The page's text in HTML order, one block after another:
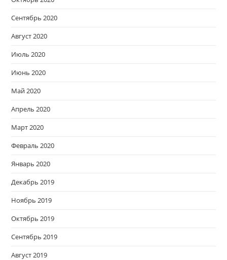
Сентябрь 2020
Август 2020
Июль 2020
Июнь 2020
Май 2020
Апрель 2020
Март 2020
Февраль 2020
Январь 2020
Декабрь 2019
Ноябрь 2019
Октябрь 2019
Сентябрь 2019
Август 2019